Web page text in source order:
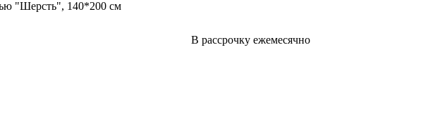
В рассрочку ежемесячно